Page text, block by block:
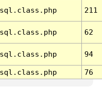
211
62
94
76